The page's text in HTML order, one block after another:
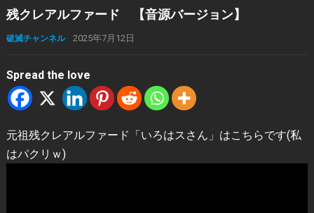
残クレアルファード 【音源バージョン】
破滅チャンネル 2025年7月12日
Spread the love
元祖残クレアルファード「いろはスさん」はこちらです(私
はパクリｗ)